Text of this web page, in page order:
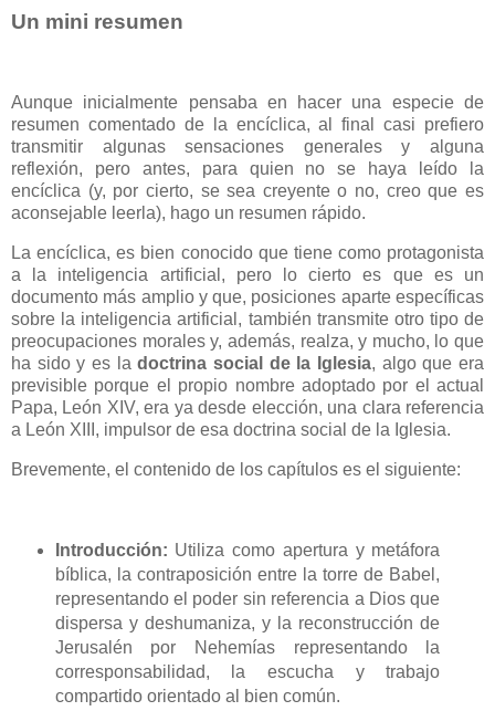
Un mini resumen
Aunque inicialmente pensaba en hacer una especie de
resumen comentado de la encíclica, al final casi prefiero
transmitir algunas sensaciones generales y alguna
reflexión, pero antes, para quien no se haya leído la
encíclica (y, por cierto, se sea creyente o no, creo que es
aconsejable leerla), hago un resumen rápido.
La encíclica, es bien conocido que tiene como protagonista
a la inteligencia artificial, pero lo cierto es que es un
documento más amplio y que, posiciones aparte específicas
sobre la inteligencia artificial, también transmite otro tipo de
preocupaciones morales y, además, realza, y mucho, lo que
ha sido y es ladoctrina social de la Iglesia, algo que era
previsible porque el propio nombre adoptado por el actual
Papa, León XIV, era ya desde elección, una clara referencia
a León XIII, impulsor de esa doctrina social de la Iglesia.
Brevemente, el contenido de los capítulos es el siguiente:
Introducción: Utiliza como apertura y metáfora
bíblica, la contraposición entre la torre de Babel,
representando el poder sin referencia a Dios que
dispersa y deshumaniza, y la reconstrucción de
Jerusalén por Nehemías representando la
corresponsabilidad, la escucha y trabajo
compartido orientado al bien común.